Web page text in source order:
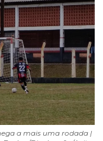
a mais uma rodada |